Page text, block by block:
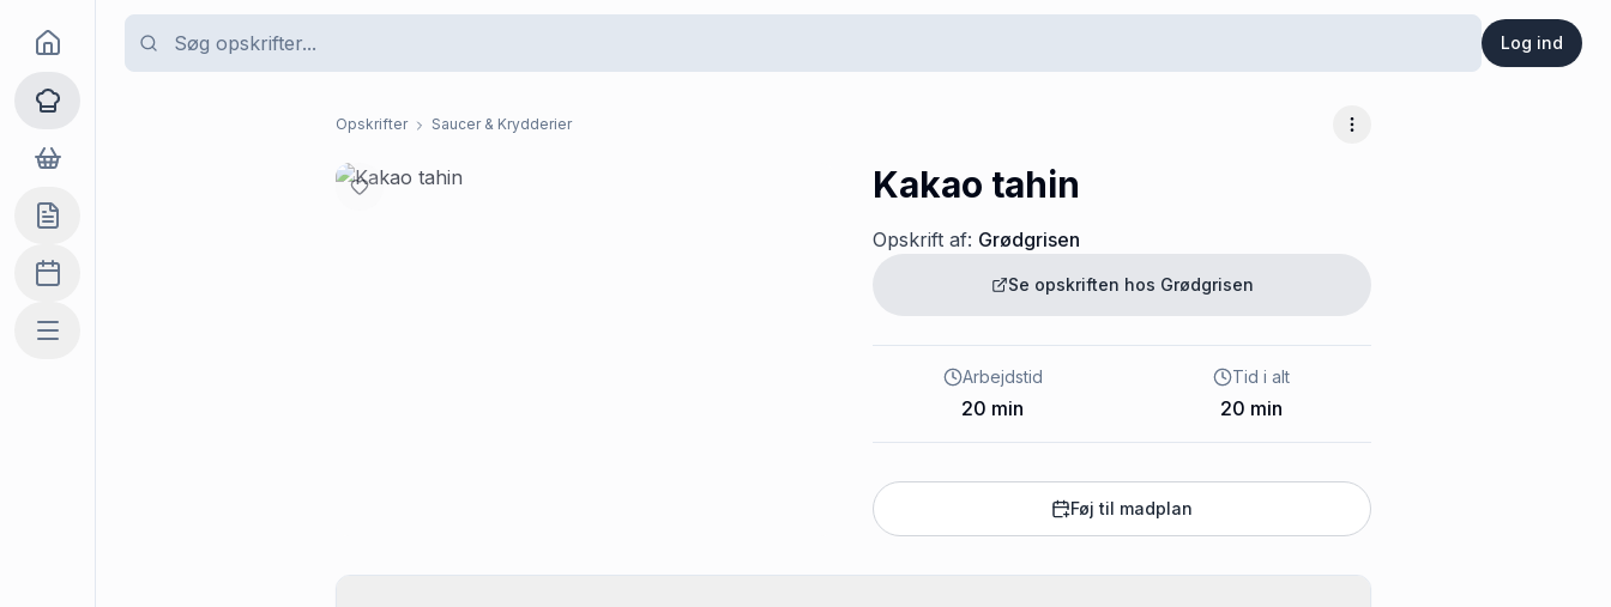
Log ind
Goma
Opskrifter
Dagligvarer
Indkøbslisten
Madplan
Mere
Opskrifter Saucer & Krydderier Flere muligheder
Kakao tahin
Opskrift af: Grødgrisen
Se opskriften hos Grødgrisen
Arbejdstid
20 min
Tid i alt
20 min
Føj til madplan